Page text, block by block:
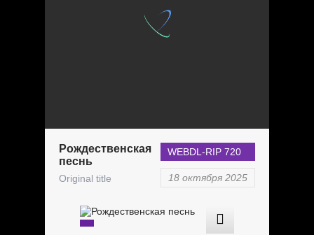
Рождественская
песнь
Original title
WEBDL-RIP 720
18 октября 2025